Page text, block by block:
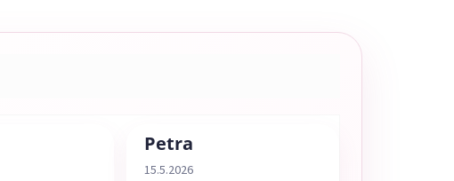
je 5 z 5 hviezdičiek.
Petra
Hodnotenie obchodu je 5 z 5 hviezdičiek.
15.5.2026